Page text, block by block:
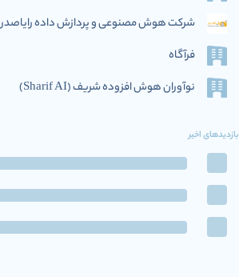
شرکت هوش مصنوعی و پردازش داده رایاصدر
فرآگاه
نوآوران هوش افزوده‌ شریف (Sharif AI)
بازدیدهای اخیر